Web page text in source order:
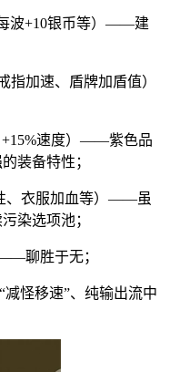
波+10银币等）——建
指加速、盾牌加盾值）
+15%速度）——紫色品
装备特性；
、衣服加血等）——虽
染选项池；
聊胜于无；
怪移速”、纯输出流中